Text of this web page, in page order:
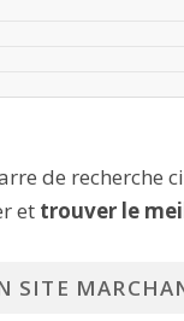
de recherche
et trouver le